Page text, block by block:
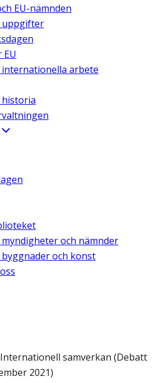
EU-nämnden
uppgifter
internationella arbete
historia
myndigheter och nämnder
byggnader och konst
samverkan (Debatt
2021)